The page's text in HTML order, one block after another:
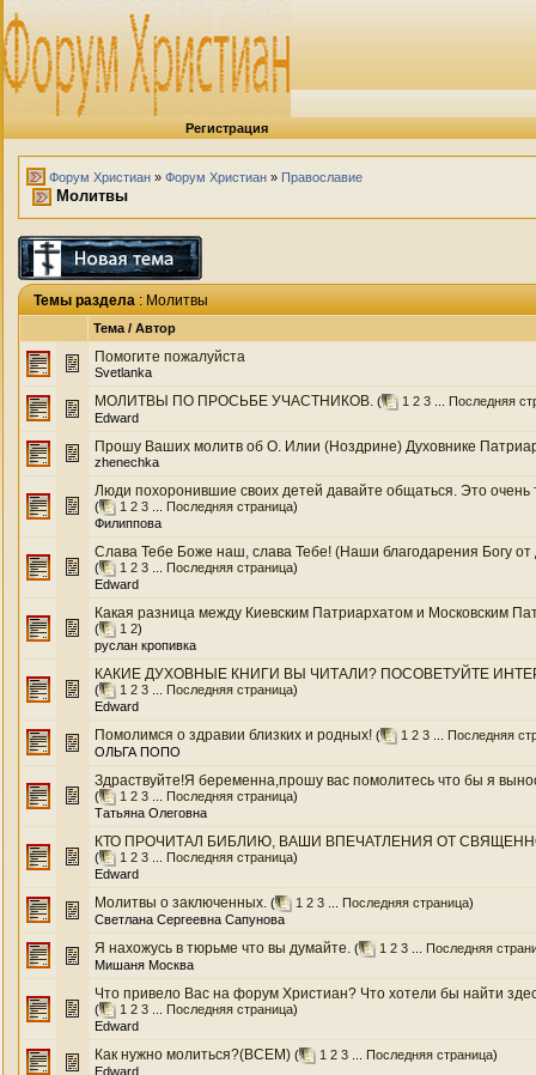
Регистрация
Форум Христиан » Форум Христиан » Православие
Молитвы
Темы раздела: Молитвы
Тема / Автор
Помогите пожалуйста
Svetlanka
МОЛИТВЫ ПО ПРОСЬБЕ УЧАСТНИКОВ. ( 1 2 3
Последняя
Edward
Прошу Ваших молитв об О. Илии (Ноздрине) Духовнике
zhenechka
Люди похоронившие своих детей давайте общаться. Это очень
( 1 2 3 Последняя страница)
Филиппова
Слава Тебе Боже наш, слава Тебе! (Наши благодарения Богу
( 1 2 3 Последняя страница)
Edward
Какая разница между Киевским Патриархатом и Московским
( 1 2)
руслан кропивка
КАКИЕ ДУХОВНЫЕ КНИГИ ВЫ ЧИТАЛИ? ПОСОВЕТУЙТЕ
( 1 2 3 Последняя страница)
Edward
Помолимся о здравии близких и родных! ( 1 2 3
Последняя
ОЛЬГА ПОПО
Здраствуйте!Я беременна,прошу вас помолитесь что бы я
( 1 2 3 Последняя страница)
Татьяна Олеговна
КТО ПРОЧИТАЛ БИБЛИЮ, ВАШИ ВПЕЧАТЛЕНИЯ ОТ
( 1 2 3 Последняя страница)
Edward
Молитвы о заключенных. ( 1 2 3 Последняя страница)
Светлана Сергеевна Сапунова
Я нахожусь в тюрьме что вы думайте. ( 1 2 3
Последняя
Мишаня Москва
Что привело Вас на форум Христиан? Что хотели бы найти
( 1 2 3 Последняя страница)
Edward
Как нужно молиться?(ВСЕМ) ( 1 2 3 Последняя страница)
Edward